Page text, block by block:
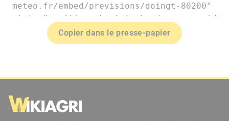
Copier dans le presse-papier